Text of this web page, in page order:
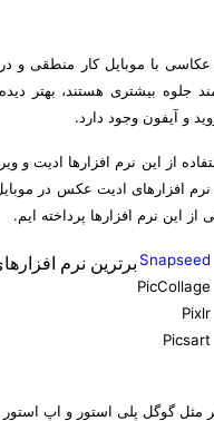
با موبایل کار منطقی
جلوه بیشتری هستند، بهتر
و آیفون وجود دارد.
افزارهای ادیت عکس در
این نرم افزارها پرداخته ایم.
Snapseed
PicCollage
Pixlr
Picsart
برترین نرم
مثل گوگل پلی استور و اپ استور